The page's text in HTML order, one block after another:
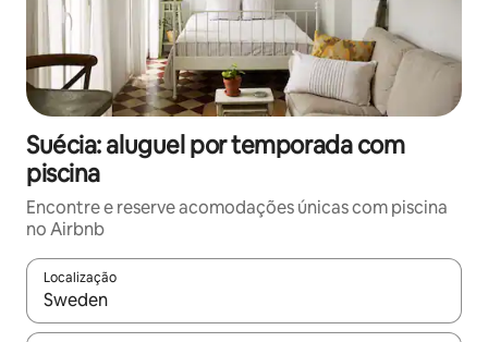
Suécia: aluguel por temporada com
piscina
Encontre e reserve acomodações únicas com piscina
no Airbnb
Localização
Quando os resultados estiverem disponíveis, explore-os